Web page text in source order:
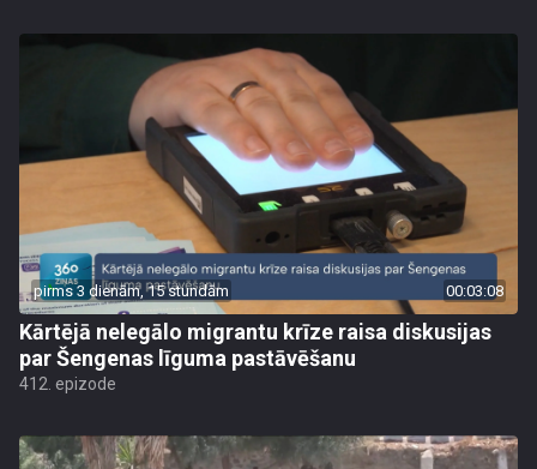
pirms 3 dienām, 15 stundām 00:03:08
Kārtējā nelegālo migrantu krīze raisa diskusijas
par Šengenas līguma pastāvēšanu
412. epizode